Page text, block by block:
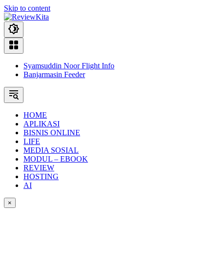
Skip to content
Syamsuddin Noor Flight Info
Banjarmasin Feeder
HOME
APLIKASI
BISNIS ONLINE
LIFE
MEDIA SOSIAL
MODUL – EBOOK
REVIEW
HOSTING
AI
×